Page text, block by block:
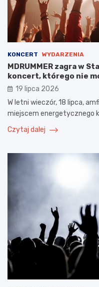
KONCERT WYDARZENIA
MDRUMMER zagra w
koncert, którego nie
19 lipca 2026
W letni wieczór, 18 lipca,
miejscem energetycznego
Czytaj dalej